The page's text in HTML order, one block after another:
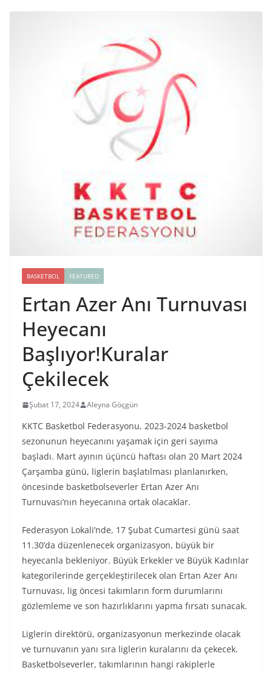
BASKETBOL FEATURED
Ertan Azer Anı Turnuvası
Heyecanı
Başlıyor!Kuralar
Çekilecek
Şubat 17, 2024 Aleyna Göçgün
KKTC Basketbol Federasyonu, 2023-2024 basketbol
sezonunun heyecanını yaşamak için geri sayıma
başladı. Mart ayının üçüncü haftası olan 20 Mart 2024
Çarşamba günü, liglerin başlatılması planlanırken,
öncesinde basketbolseverler Ertan Azer Anı
Turnuvası’nın heyecanına ortak olacaklar.
Federasyon Lokali’nde, 17 Şubat Cumartesi günü saat
11.30’da düzenlenecek organizasyon, büyük bir
heyecanla bekleniyor. Büyük Erkekler ve Büyük Kadınlar
kategorilerinde gerçekleştirilecek olan Ertan Azer Anı
Turnuvası, lig öncesi takımların form durumlarını
gözlemleme ve son hazırlıklarını yapma fırsatı sunacak.
Liglerin direktörü, organizasyonun merkezinde olacak
ve turnuvanın yanı sıra liglerin kuralarını da çekecek.
Basketbolseverler, takımlarının hangi rakiplerle